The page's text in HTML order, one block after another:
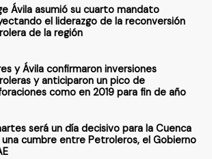
Ávila asumió su cuarto mandato
el liderazgo de la reconversión
de la región
y Ávila confirmaron inversiones
y anticiparon un pico de
como en 2019 para fin de año
será un día decisivo para la Cuenca
cumbre entre Petroleros, el Gobierno